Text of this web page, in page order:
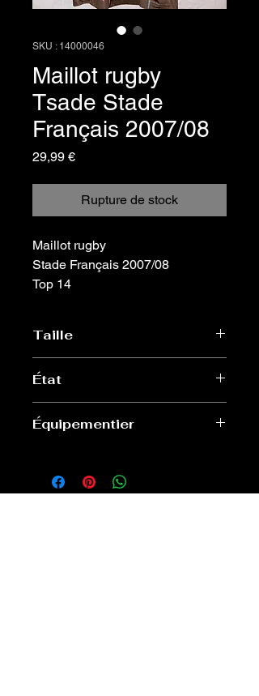
SKU : 14000046
Maillot rugby
Tsade Stade
Français 2007/08
29,99 €Prix
Rupture de stock
Maillot rugby
Stade Français 2007/08
Top 14
Taille
État
Équipementier